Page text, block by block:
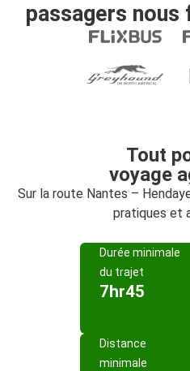
passagers
Tout
voyage
Sur la route Nantes –
pratiques et
Durée minimale
du trajet
7hr45
Distance
minimale